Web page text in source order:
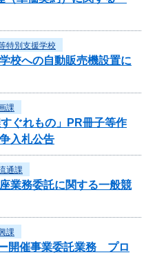
特別支援学校
校への自動販売機設置に
課
ぐれもの」PR冊子等作
入札公告
通課
業務委託に関する一般競
課
開催事業委託業務 プロ